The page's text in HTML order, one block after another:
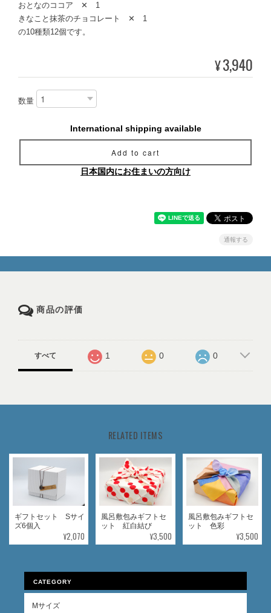
おとなのココア ✕ 1
きなこと抹茶のチョコレート ✕ 1
の10種類12個です。
¥3,940
数量
International shipping available
Add to cart
日本国内にお住まいの方向け
通報する
商品の評価
すべて 1 0 0
RELATED ITEMS
ギフトセット Sサイ
ズ6個入
¥2,070
風呂敷包みギフトセ
ット 紅白結び
¥3,500
風呂敷包みギフトセ
ット 色彩
¥3,500
CATEGORY
Mサイズ